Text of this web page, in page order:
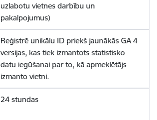
uzlabotu vietnes darbību un
pakalpojumus)
Reģistrē unikālu ID priekš jaunākās GA 4
versijas, kas tiek izmantots statistisko
datu iegūšanai par to, kā apmeklētājs
izmanto vietni.
24 stundas